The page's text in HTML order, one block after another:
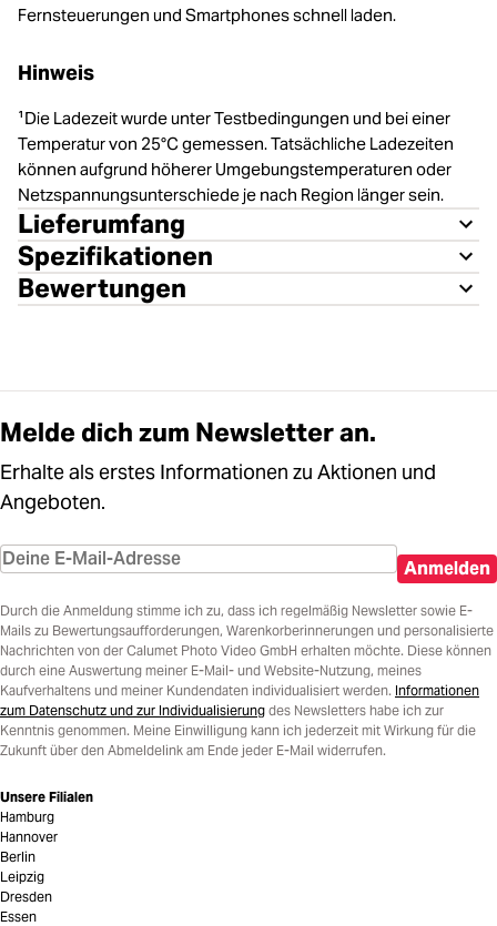
Fernsteuerungen und Smartphones schnell laden.
Hinweis
¹Die Ladezeit wurde unter Testbedingungen und bei einer
Temperatur von 25°C gemessen. Tatsächliche Ladezeiten
können aufgrund höherer Umgebungstemperaturen oder
Netzspannungsunterschiede je nach Region länger sein.
Lieferumfang
Spezifikationen
Bewertungen
Melde dich zum Newsletter an.
Erhalte als erstes Informationen zu Aktionen und
Angeboten.
Anmelden
Durch die Anmeldung stimme ich zu, dass ich regelmäßig Newsletter sowie E-
Mails zu Bewertungsaufforderungen, Warenkorberinnerungen und personalisierte
Nachrichten von der Calumet Photo Video GmbH erhalten möchte. Diese können
durch eine Auswertung meiner E-Mail- und Website-Nutzung, meines
Kaufverhaltens und meiner Kundendaten individualisiert werden. Informationen
zum Datenschutz und zur Individualisierung des Newsletters habe ich zur
Kenntnis genommen. Meine Einwilligung kann ich jederzeit mit Wirkung für die
Zukunft über den Abmeldelink am Ende jeder E-Mail widerrufen.
Unsere Filialen
Hamburg
Hannover
Berlin
Leipzig
Dresden
Essen